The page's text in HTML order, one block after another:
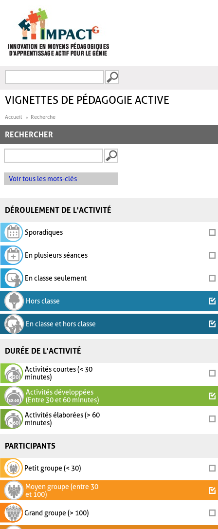
FORMULAIRE DE
VIGNETTES DE PÉDAGOGIE ACTIVE
Accueil Recherche
RECHERCHER
Voir tous les mots-clés
DÉROULEMENT DE L'ACTIVITÉ
Sporadiques
En plusieurs séances
En classe seulement
Hors classe
En classe et hors classe
DURÉE DE L'ACTIVITÉ
Activités courtes (< 30
minutes)
Activités développées
(Entre 30 et 60 minutes)
Activités élaborées (> 60
minutes)
PARTICIPANTS
Petit groupe (< 30)
Moyen groupe (entre 30
et 100)
Grand groupe (> 100)